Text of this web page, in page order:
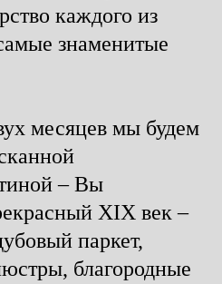
каждого из
знаменитые
месяцев мы будем
– Вы
XIX век –
паркет,
благородные